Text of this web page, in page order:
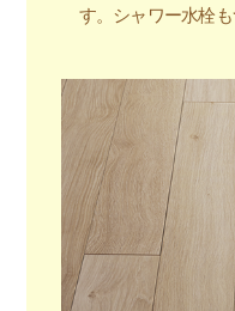
す。シャワー水栓も